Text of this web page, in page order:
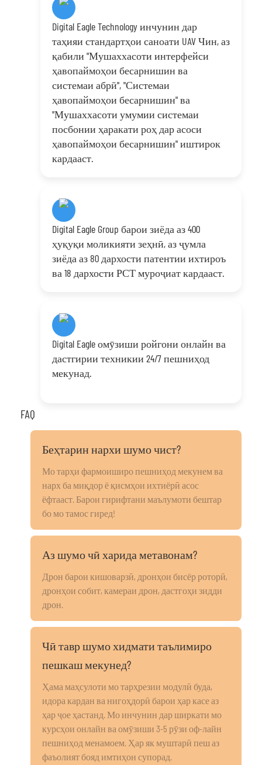
Digital Eagle Technology инчунин дар
таҳияи стандартҳои саноати UAV Чин, аз
қабили "Мушаххасоти интерфейси
ҳавопаймоҳои бесарнишин ва
системаи абрӣ", "Системаи
ҳавопаймоҳои бесарнишин" ва
"Мушаххасоти умумии системаи
посбонии ҳаракати роҳ дар асоси
ҳавопаймоҳои бесарнишин" иштирок
кардааст.
Digital Eagle Group барои зиёда аз 400
ҳуқуқи моликияти зеҳнӣ, аз ҷумла
зиёда аз 80 дархости патентии ихтироъ
ва 18 дархости РСТ муроҷиат кардааст.
Digital Eagle омӯзиши ройгони онлайн ва
дастгирии техникии 24/7 пешниҳод
мекунад.
FAQ
Беҳтарин нархи шумо чист?
Мо тарҳи фармоиширо пешниҳод мекунем ва
нарх ба миқдор ё қисмҳои ихтиёрӣ асос
ёфтааст. Барои гирифтани маълумоти бештар
бо мо тамос гиред!
Аз шумо чӣ харида метавонам?
Дрон барои кишоварзӣ, дронҳои бисёр роторӣ,
дронҳои собит, камераи дрон, дастгоҳи зидди
дрон.
Чӣ тавр шумо хидмати таълимиро
пешкаш мекунед?
Ҳама маҳсулоти мо тарҳрезии модулӣ буда,
идора кардан ва нигоҳдорӣ барои ҳар касе аз
ҳар ҷое ҳастанд. Мо инчунин дар ширкати мо
курсҳои онлайн ва омӯзиши 3-5 рӯзи оф-лайн
пешниҳод менамоем. Ҳар як муштарӣ пеш аз
фаъолият бояд имтиҳон супорад.